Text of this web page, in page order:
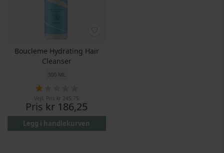
Boucleme Hydrating Hair
Cleanser
300 ML
20%
Vejl. Pris kr 245,75
Pris kr 186,25
Legg i handlekurven